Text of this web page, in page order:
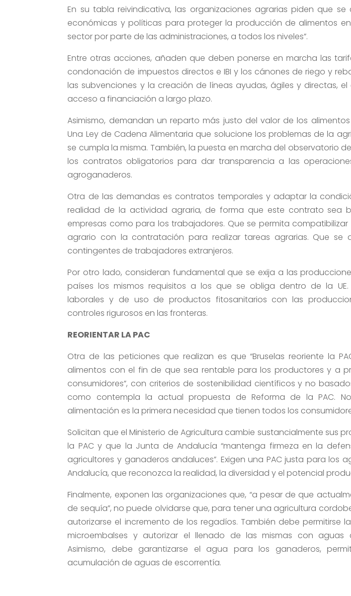
En su tabla reivindicativa, las organizaciones agrarias piden que se
económicas y políticas para proteger la producción de alimentos
sector por parte de las administraciones, a todos los niveles”.
Entre otras acciones, añaden que deben ponerse en marcha las
condonación de impuestos directos e IBI y los cánones de riego y
las subvenciones y la creación de líneas ayudas, ágiles y directas,
acceso a financiación a largo plazo.
Asimismo, demandan un reparto más justo del valor de los
Una Ley de Cadena Alimentaria que solucione los problemas de la
se cumpla la misma. También, la puesta en marcha del observatorio
los contratos obligatorios para dar transparencia a las
agroganaderos.
Otra de las demandas es contratos temporales y adaptar la
realidad de la actividad agraria, de forma que este contrato sea
empresas como para los trabajadores. Que se permita
agrario con la contratación para realizar tareas agrarias. Que se
contingentes de trabajadores extranjeros.
Por otro lado, consideran fundamental que se exija a las
países los mismos requisitos a los que se obliga dentro de la
laborales y de uso de productos fitosanitarios con las
controles rigurosos en las fronteras.
REORIENTAR LA PAC
Otra de las peticiones que realizan es que “Bruselas reoriente la
alimentos con el fin de que sea rentable para los productores y a
consumidores”, con criterios de sostenibilidad científicos y no
como contempla la actual propuesta de Reforma de la PAC.
alimentación es la primera necesidad que tienen todos los
Solicitan que el Ministerio de Agricultura cambie sustancialmente sus
la PAC y que la Junta de Andalucía “mantenga firmeza en la
agricultores y ganaderos andaluces”. Exigen una PAC justa para los
Andalucía, que reconozca la realidad, la diversidad y el potencial
Finalmente, exponen las organizaciones que, “a pesar de que
de sequía”, no puede olvidarse que, para tener una agricultura
autorizarse el incremento de los regadíos. También debe permitirse
microembalses y autorizar el llenado de las mismas con aguas
Asimismo, debe garantizarse el agua para los ganaderos,
acumulación de aguas de escorrentía.